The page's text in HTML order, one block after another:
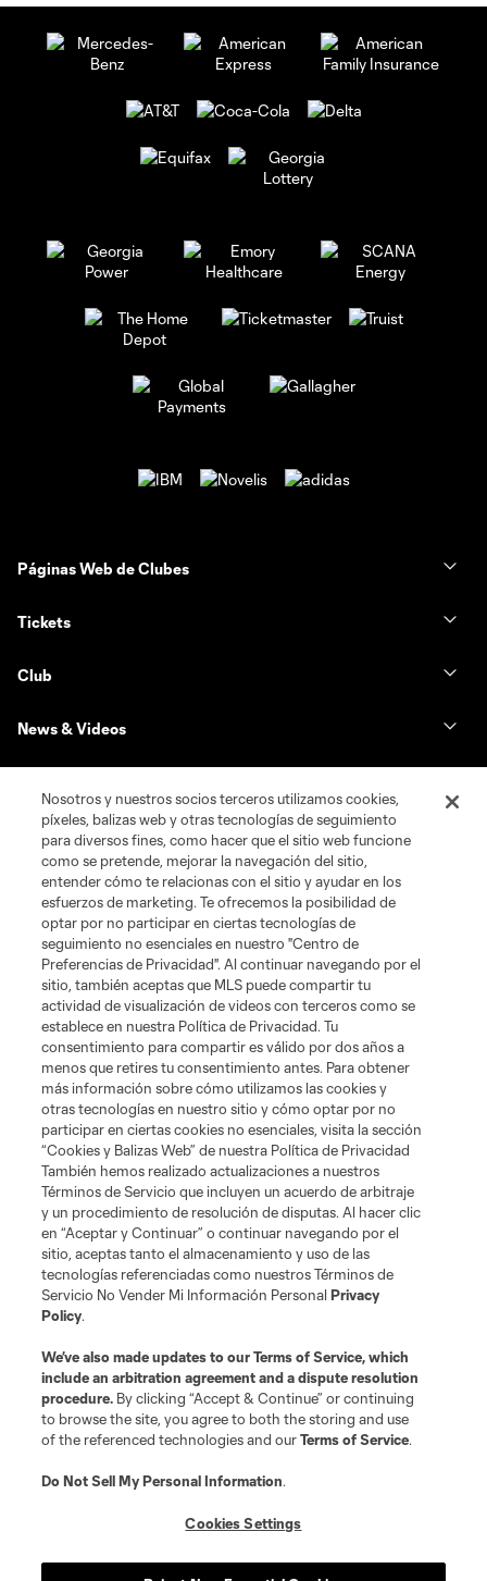
Páginas Web de Clubes
Tickets
Club
News & Videos
Matchday
MLS
Terms of Service
Privacy Policy
Do Not Sell or Share My Personal Information
Cookies Settings
©2026 MLS. The Major League Soccer and MLS name and shield are
registered trademarks of Major League Soccer, L.L.C. (“MLS”). The names
and logos of MLS teams are registered and/or common law trademarks of
MLS or are used with the permission of their owners. Any unauthorized use
is forbidden.
Nosotros y nuestros socios terceros utilizamos cookies,
píxeles, balizas web y otras tecnologías de seguimiento
para diversos fines, como hacer que el sitio web funcione
como se pretende, mejorar la navegación del sitio,
entender cómo te relacionas con el sitio y ayudar en los
esfuerzos de marketing. Te ofrecemos la posibilidad de
optar por no participar en ciertas tecnologías de
seguimiento no esenciales en nuestro "Centro de
Preferencias de Privacidad". Al continuar navegando por el
sitio, también aceptas que MLS puede compartir tu
actividad de visualización de videos con terceros como se
establece en nuestra Política de Privacidad. Tu
consentimiento para compartir es válido por dos años a
menos que retires tu consentimiento antes. Para obtener
más información sobre cómo utilizamos las cookies y
otras tecnologías en nuestro sitio y cómo optar por no
participar en ciertas cookies no esenciales, visita la sección
“Cookies y Balizas Web” de nuestra Política de Privacidad
También hemos realizado actualizaciones a nuestros
Términos de Servicio que incluyen un acuerdo de arbitraje
y un procedimiento de resolución de disputas. Al hacer clic
en “Aceptar y Continuar” o continuar navegando por el
sitio, aceptas tanto el almacenamiento y uso de las
tecnologías referenciadas como nuestros Términos de
Servicio No Vender Mi Información PersonalPrivacy
Policy.
We’ve also made updates to ourTerms of Service, which
include an arbitration agreement and a dispute resolution
procedure. By clicking “Accept & Continue” or continuing
to browse the site, you agree to both the storing and use
of the referenced technologies and ourTerms of Service.
Do Not Sell My Personal Information.
Cookies Settings